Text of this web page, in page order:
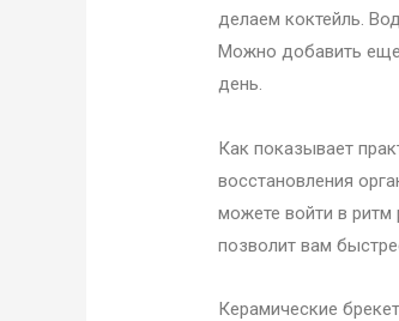
делаем коктейль.
Можно добавить еще
день.
Как показывает
восстановления
можете войти в ритм
позволит вам
Керамические